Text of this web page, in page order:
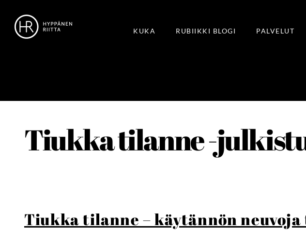
KUKA RUBIIKKI BLOGI PALVELUT
Tiukka tilanne -
Tiukka tilanne – käytännön